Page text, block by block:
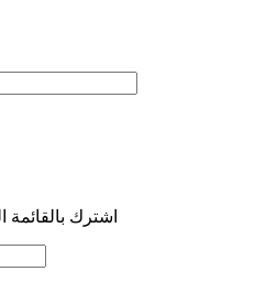
اشترك بالقائمة